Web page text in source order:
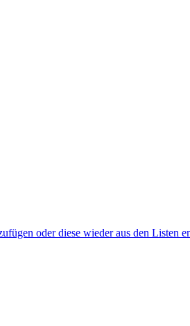
oder diese wieder aus den Listen